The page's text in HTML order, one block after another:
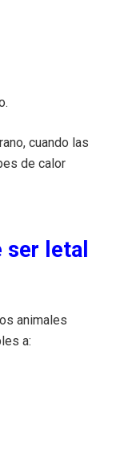
cuando las
de calor
letal
animales
a: